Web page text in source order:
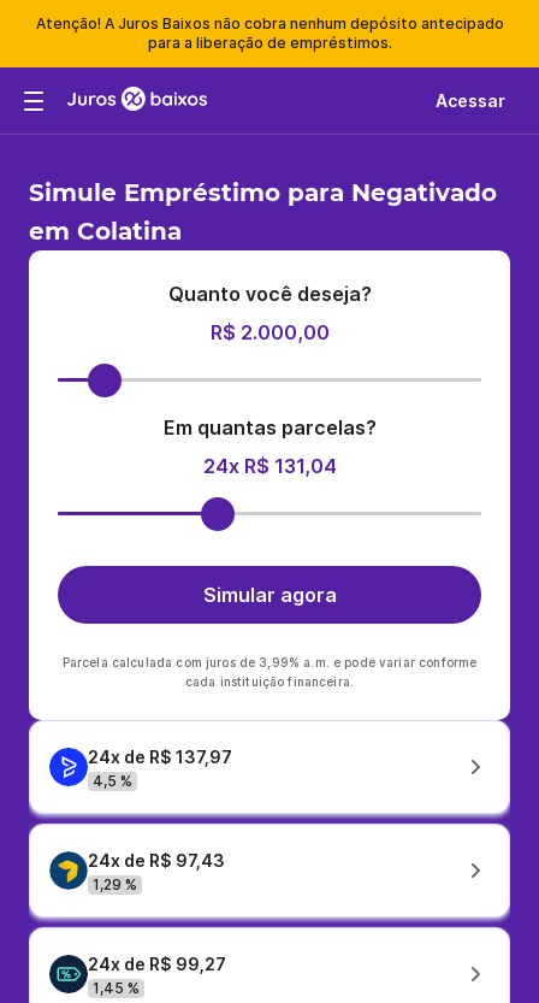
Atenção! A Juros Baixos não cobra nenhum depósito antecipado
para a liberação de empréstimos.
Acessar
Simule Empréstimo para Negativado
em Colatina
Quanto você deseja?
R$ 2.000,00
Em quantas parcelas?
24x R$ 131,04
Simular agora
Parcela calculada com juros de 3,99% a.m. e pode variar conforme
cada instituição financeira.
24x de R$ 137,97
4,5 %
24x de R$ 97,43
1,29 %
24x de R$ 99,27
1,45 %